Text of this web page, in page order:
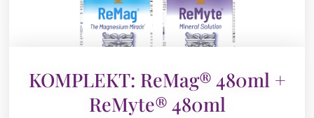
KOMPLEKT: ReMag® 480ml +
ReMyte® 480ml